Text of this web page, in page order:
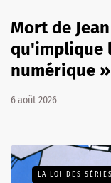
Mort de
qu'implique
numérique
6 août 2026
LA LOI DES